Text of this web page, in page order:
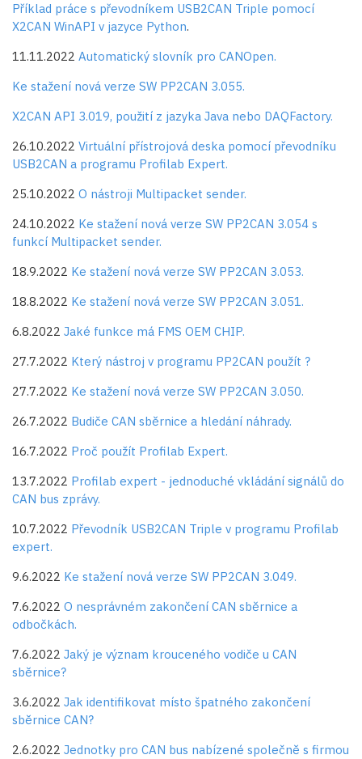
Příklad práce s převodníkem USB2CAN Triple pomocí
X2CAN WinAPI v jazyce Python.
11.11.2022 Automatický slovník pro CANOpen.
Ke stažení nová verze SW PP2CAN 3.055.
X2CAN API 3.019, použití z jazyka Java nebo DAQFactory.
26.10.2022 Virtuální přístrojová deska pomocí převodníku
USB2CAN a programu Profilab Expert.
25.10.2022 O nástroji Multipacket sender.
24.10.2022 Ke stažení nová verze SW PP2CAN 3.054 s
funkcí Multipacket sender.
18.9.2022 Ke stažení nová verze SW PP2CAN 3.053.
18.8.2022 Ke stažení nová verze SW PP2CAN 3.051.
6.8.2022 Jaké funkce má FMS OEM CHIP.
27.7.2022 Který nástroj v programu PP2CAN použít ?
27.7.2022 Ke stažení nová verze SW PP2CAN 3.050.
26.7.2022 Budiče CAN sběrnice a hledání náhrady.
16.7.2022 Proč použít Profilab Expert.
13.7.2022 Profilab expert - jednoduché vkládání signálů do
CAN bus zprávy.
10.7.2022 Převodník USB2CAN Triple v programu Profilab
expert.
9.6.2022 Ke stažení nová verze SW PP2CAN 3.049.
7.6.2022 O nesprávném zakončení CAN sběrnice a
odbočkách.
7.6.2022 Jaký je význam krouceného vodiče u CAN
sběrnice?
3.6.2022 Jak identifikovat místo špatného zakončení
sběrnice CAN?
2.6.2022 Jednotky pro CAN bus nabízené společně s firmou